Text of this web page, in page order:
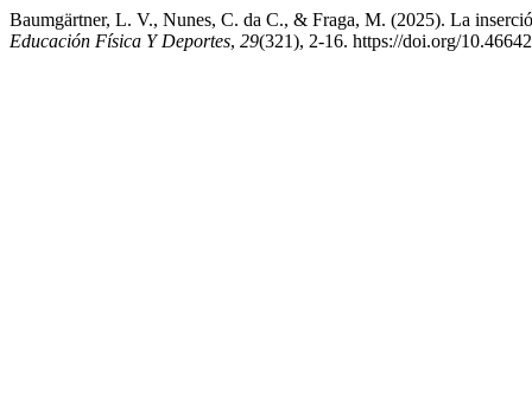
Baumgärtner, L. V., Nunes, C. da C., & Fraga, M. (2025). La
Educación Física Y Deportes, 29(321), 2-16. https://doi.org/